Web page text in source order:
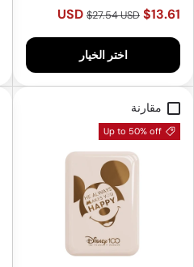
$13.61 USD
$27.54 USD
اختر الخيار
مقارنة
Up to 50% off